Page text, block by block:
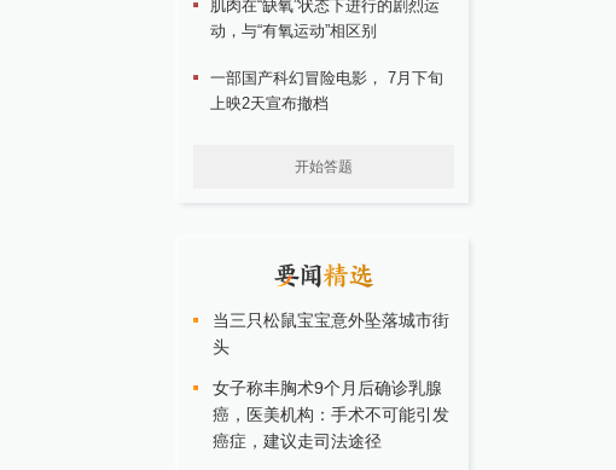
肌肉在“缺氧”状态下进行的剧烈运
动，与“有氧运动”相区别
一部国产科幻冒险电影， 7月下旬
上映2天宣布撤档
开始答题
当三只松鼠宝宝意外坠落城市街
头
女子称丰胸术9个月后确诊乳腺
癌，医美机构：手术不可能引发
癌症，建议走司法途径